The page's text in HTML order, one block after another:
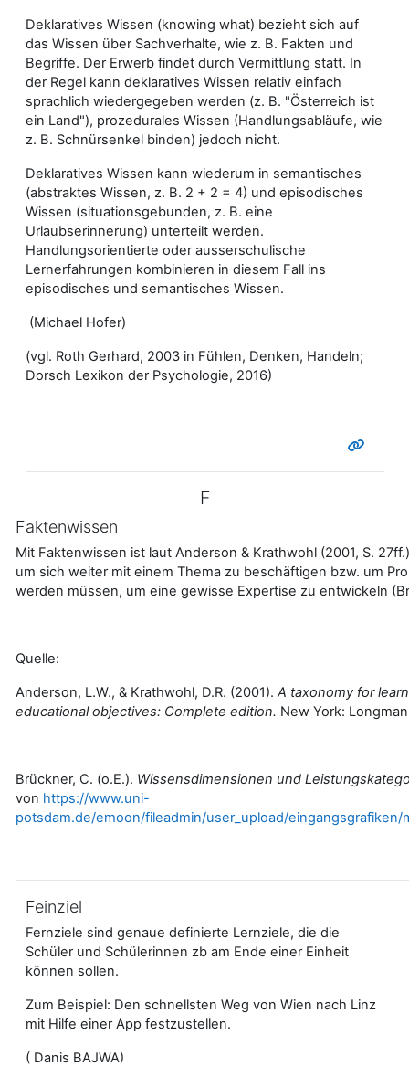
Deklaratives Wissen (knowing what) bezieht sich auf
das Wissen über Sachverhalte, wie z. B. Fakten und
Begriffe. Der Erwerb findet durch Vermittlung statt. In
der Regel kann deklaratives Wissen relativ einfach
sprachlich wiedergegeben werden (z. B. "Österreich ist
ein Land"), prozedurales Wissen (Handlungsabläufe, wie
z. B. Schnürsenkel binden) jedoch nicht.
Deklaratives Wissen kann wiederum in semantisches
(abstraktes Wissen, z. B. 2 + 2 = 4) und episodisches
Wissen (situationsgebunden, z. B. eine
Urlaubserinnerung) unterteilt werden.
Handlungsorientierte oder ausserschulische
Lernerfahrungen kombinieren in diesem Fall ins
episodisches und semantisches Wissen.
(Michael Hofer)
(vgl. Roth Gerhard, 2003 in Fühlen, Denken, Handeln;
Dorsch Lexikon der Psychologie, 2016)
F
Faktenwissen
Mit Faktenwissen ist laut Anderson & Krathwohl (2001, S.
um sich weiter mit einem Thema zu beschäftigen bzw. um
werden müssen, um eine gewisse Expertise zu entwickeln
Quelle:
Anderson, L.W., & Krathwohl, D.R. (2001). A taxonomy for
educational objectives: Complete edition. New York:
Brückner, C. (o.E.). Wissensdimensionen und
von https://www.uni-
potsdam.de/emoon/fileadmin/user_upload/
Feinziel
Fernziele sind genaue definierte Lernziele, die die
Schüler und Schülerinnen zb am Ende einer Einheit
können sollen.
Zum Beispiel: Den schnellsten Weg von Wien nach Linz
mit Hilfe einer App festzustellen.
( Danis BAJWA)